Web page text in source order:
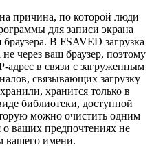
причина, по которой люди
для записи экрана
В FSAVED загрузка
через ваш браузер, поэтому
адрес в связи с загруженным
связывающих загрузку
хранится только в
библиотеки, доступной
можно очистить одним
ваших предпочтениях не
вашего имени.